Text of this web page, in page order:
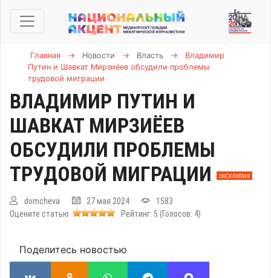
Главная → Новости → Власть →
Владимир
Путин и Шавкат Мирзиёев обсудили проблемы
трудовой миграции
ВЛАДИМИР ПУТИН И
ШАВКАТ МИРЗИЁЕВ
ОБСУДИЛИ ПРОБЛЕМЫ
ТРУДОВОЙ МИГРАЦИИ
ЭКСКЛЮЗИВ
domcheva 27 мая 2024
1583
Оцените статью
Рейтинг: 5 (Голосов: 4)
Поделитесь новостью